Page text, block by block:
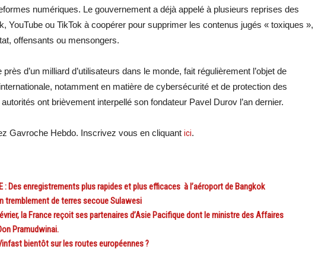
numériques. Le gouvernement a déjà appelé à plusieurs reprises des
YouTube ou TikTok à coopérer pour supprimer les contenus jugés « toxiques »,
offensants ou mensongers.
d’un milliard d’utilisateurs dans le monde, fait régulièrement l’objet de
notamment en matière de cybersécurité et de protection des
ont brièvement interpellé son fondateur Pavel Durov l’an dernier.
Gavroche Hebdo. Inscrivez vous en cliquant ici.
: Des enregistrements plus rapides et plus efficaces à l’aéroport de Bangkok
tremblement de terres secoue Sulawesi
la France reçoit ses partenaires d’Asie Pacifique dont le ministre des Affaires
Pramudwinai.
bientôt sur les routes européennes ?